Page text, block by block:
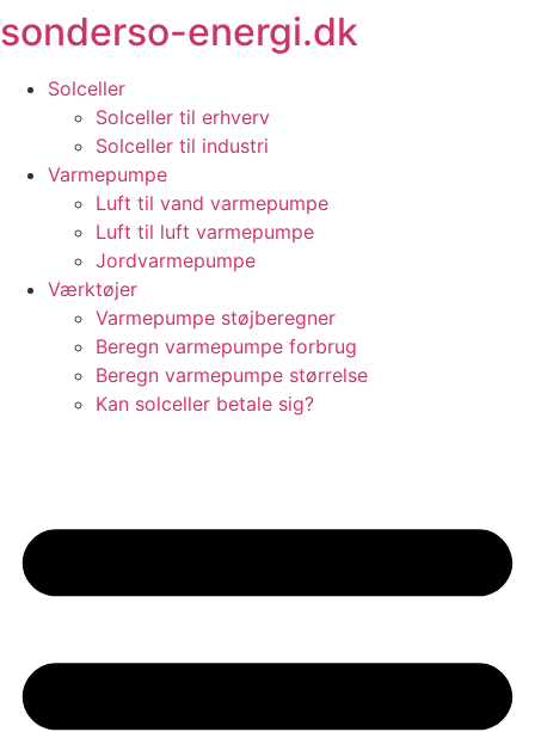
Videre
til
indhold
sonderso-energi.dk
Solceller
Solceller til erhverv
Solceller til industri
Varmepumpe
Luft til vand varmepumpe
Luft til luft varmepumpe
Jordvarmepumpe
Værktøjer
Varmepumpe støjberegner
Beregn varmepumpe forbrug
Beregn varmepumpe størrelse
Kan solceller betale sig?